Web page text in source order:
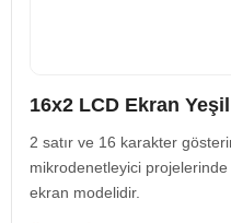
16x2 LCD Ekran Yeşil
2 satır ve 16 karakter
mikrodenetleyici
ekran modelidir.